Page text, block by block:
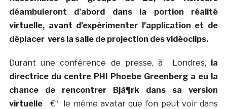
déambuleront d’abord dans la portion réalité
virtuelle, avant d’expérimenter l’application et de
déplacer vers la salle de projection des vidéoclips.
Durant une conférence de presse, à Londres, la
directrice du centre PHI Phoebe Greenberg a eu la
chance de rencontrer Bjà¶rk dans sa version
virtuelle
€“ le même avatar que l’on peut voir dans